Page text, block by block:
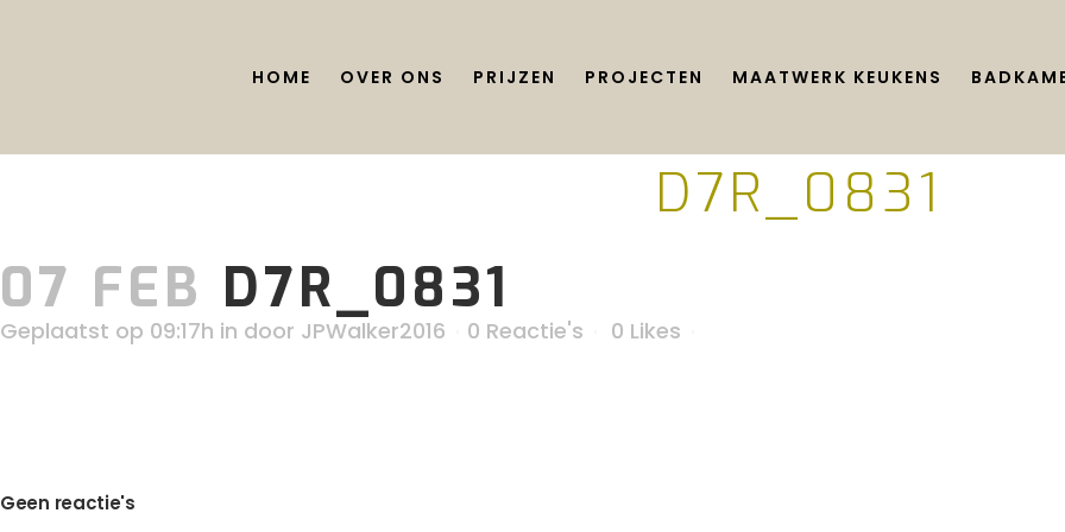
HOME OVER ONS PRIJZEN PROJECTEN MAATWERK KEUKENS
D7R_0831
07 FEB D7R_0831
Geplaatst op 09:17h in door JPWalker2016 0 Reactie's 0 Likes
Geen reactie's